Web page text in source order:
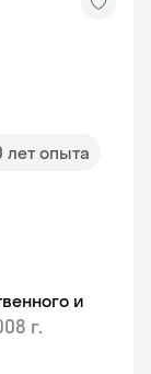
лет опыта
и
г.